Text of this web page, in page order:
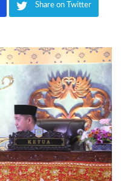
Share on Twitter